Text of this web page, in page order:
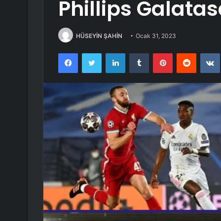
Phillips
HÜSEYİN ŞAHİN Ocak 31, 2023
FacebookTwitter LinkedInTumblr PinterestReddit